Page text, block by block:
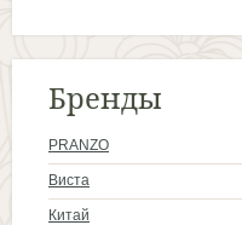
Бренды
PRANZO
Виста
Китай